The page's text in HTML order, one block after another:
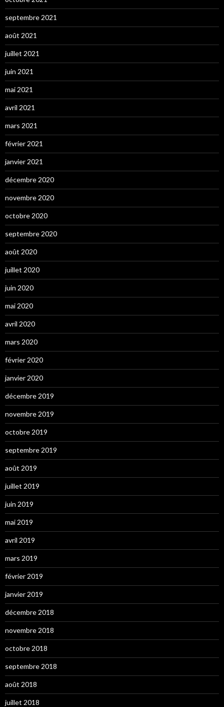
septembre 2021
août 2021
juillet 2021
juin 2021
mai 2021
avril 2021
mars 2021
février 2021
janvier 2021
décembre 2020
novembre 2020
octobre 2020
septembre 2020
août 2020
juillet 2020
juin 2020
mai 2020
avril 2020
mars 2020
février 2020
janvier 2020
décembre 2019
novembre 2019
octobre 2019
septembre 2019
août 2019
juillet 2019
juin 2019
mai 2019
avril 2019
mars 2019
février 2019
janvier 2019
décembre 2018
novembre 2018
octobre 2018
septembre 2018
août 2018
juillet 2018